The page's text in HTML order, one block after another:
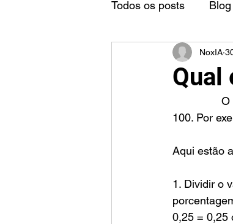
Todos os posts Blog
Qual
NoxIA
100. Por
Aqui estão
1. Dividir o
0,25 = 0,25